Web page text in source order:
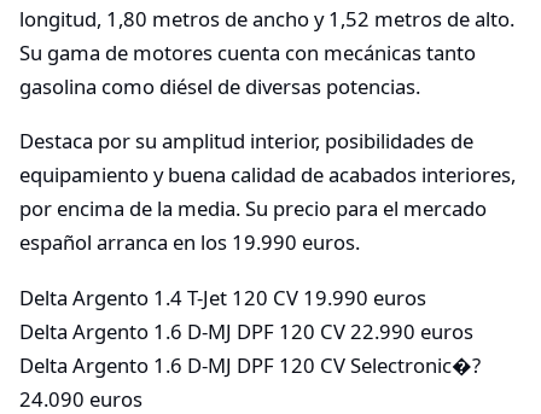
longitud, 1,80 metros de ancho y 1,52 metros de alto.
Su gama de motores cuenta con mecánicas tanto
gasolina como diésel de diversas potencias.
Destaca por su amplitud interior, posibilidades de
equipamiento y buena calidad de acabados interiores,
por encima de la media. Su precio para el mercado
español arranca en los 19.990 euros.
Delta Argento 1.4 T-Jet 120 CV 19.990 euros
Delta Argento 1.6 D-MJ DPF 120 CV 22.990 euros
Delta Argento 1.6 D-MJ DPF 120 CV Selectronic�?
24.090 euros